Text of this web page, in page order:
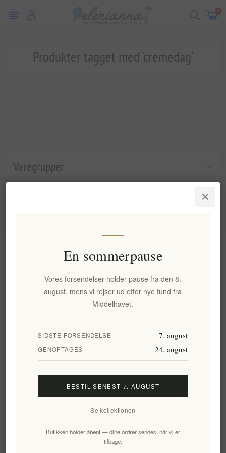
0
Varegrupper
Produkter tagget med 'cremedag'
Min konto
Tilmeld Frameld
En sommerpause
Vores forsendelser holder pause fra den 8.
august, mens vi rejser ud efter nye fund fra
Middelhavet.
SIDSTE FORSENDELSE 7. august
GENOPTAGES 24. august
BESTIL SENEST 7. AUGUST
Se kollektionen
Butikken holder åbent — dine ordrer sendes, når vi er
tilbage.